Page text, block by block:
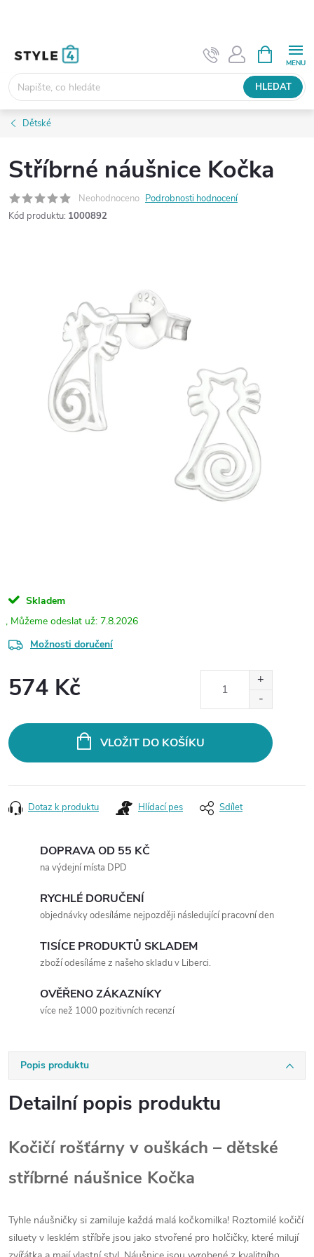
HLEDAT
NÁKUPNÍ
KOŠÍK
Dětské
Stříbrné náušnice Kočka
Neohodnoceno Podrobnosti hodnocení
Kód produktu: 1000892
Skladem
7.8.2026
Možnosti doručení
574 Kč
VLOŽIT DO KOŠÍKU
Dotaz k produktu Hlídací pes Sdílet
DOPRAVA OD 55 KČ
na výdejní místa DPD
RYCHLÉ DORUČENÍ
objednávky odesíláme nejpozději následující pracovní den
TISÍCE PRODUKTŮ SKLADEM
zboží odesíláme z našeho skladu v Liberci.
OVĚŘENO ZÁKAZNÍKY
více než 1000 pozitivních recenzí
Popis produktu
Detailní popis produktu
Kočičí rošťárny v ouškách – dětské
stříbrné náušnice Kočka
Tyhle náušničky si zamiluje každá malá kočkomilka! Roztomilé kočičí
siluety v lesklém stříbře jsou jako stvořené pro holčičky, které milují